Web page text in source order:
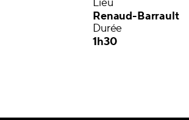
Lieu
Renaud-Barrault
Durée
1h30